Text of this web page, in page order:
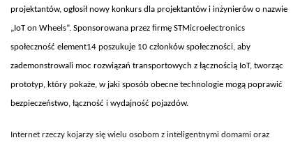
projektantów, ogłosił nowy konkurs dla projektantów i inżynierów o nazwie
„IoT on Wheels”. Sponsorowana przez firmę STMicroelectronics
społeczność element14 poszukuje 10 członków społeczności, aby
zademonstrowali moc rozwiązań transportowych z łącznością IoT, tworząc
prototyp, który pokaże, w jaki sposób obecne technologie mogą poprawić
bezpieczeństwo, łączność i wydajność pojazdów.
Internet rzeczy kojarzy się wielu osobom z inteligentnymi domami oraz